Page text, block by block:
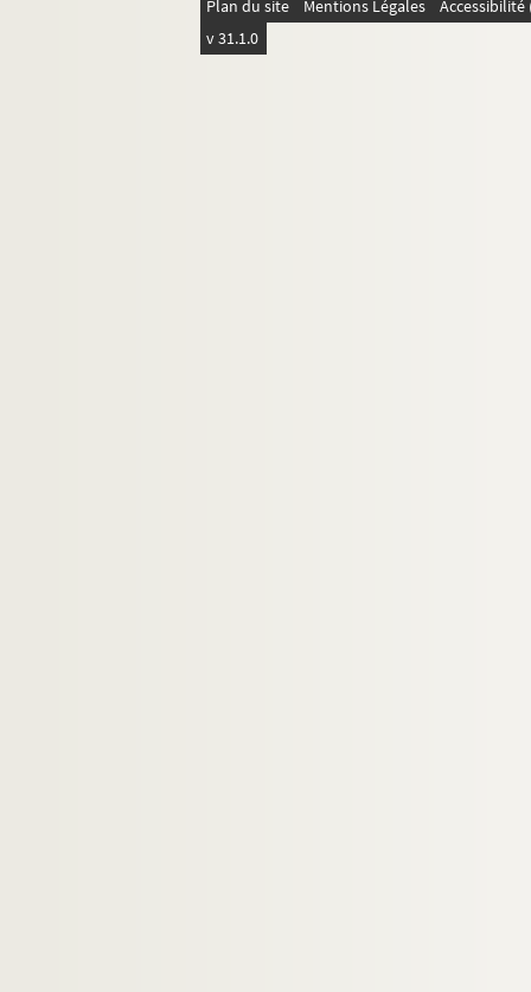
Plan du site Mentions Légales
v 31.1.0